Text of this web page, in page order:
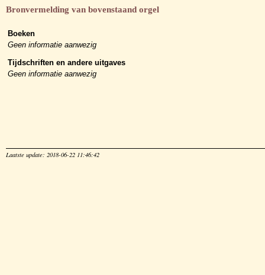
Bronvermelding van bovenstaand orgel
Boeken
Geen informatie aanwezig
Tijdschriften en andere uitgaves
Geen informatie aanwezig
Laatste update: 2018-06-22 11:46:42